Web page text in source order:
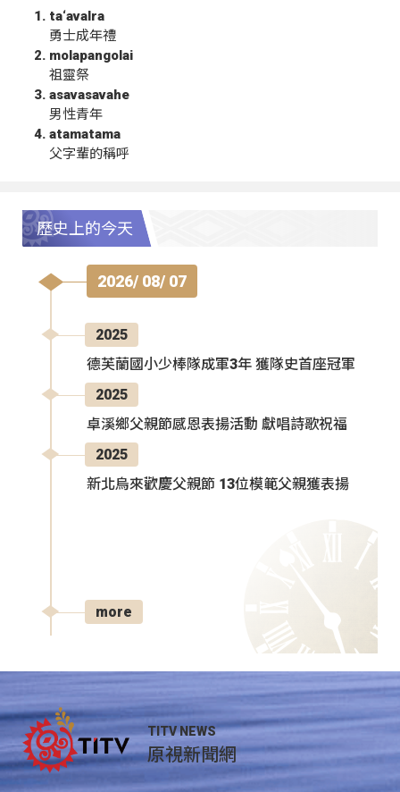
ta‘avalra
勇士成年禮
molapangolai
祖靈祭
asavasavahe
男性青年
atamatama
父字輩的稱呼
歷史上的今天
2026/ 08/ 07
2025
德芙蘭國小少棒隊成軍3年 獲隊史首座冠軍
2025
卓溪鄉父親節感恩表揚活動 獻唱詩歌祝福
2025
新北烏來歡慶父親節 13位模範父親獲表揚
more
TITV NEWS
原視新聞網